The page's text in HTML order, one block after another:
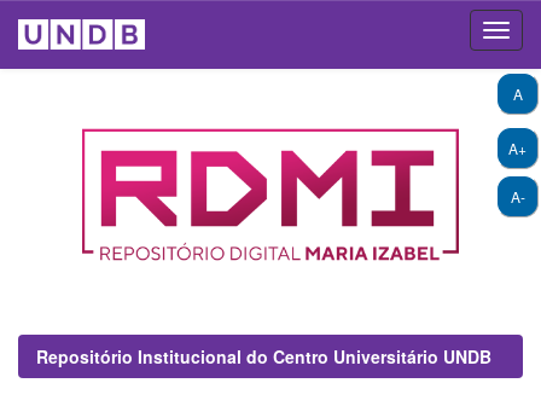
A+
A-
A
Repositório Institucional do Centro Universitário UNDB